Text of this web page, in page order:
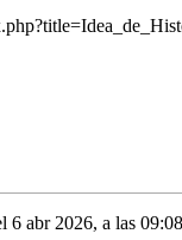
6 abr 2026, a las